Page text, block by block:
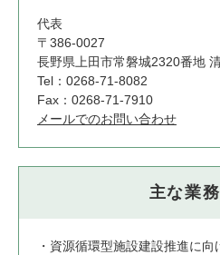
代表
〒386-0027
長野県上田市常磐城2320番地
Tel：0268-71-8082
Fax：0268-71-7910
メールでのお問い合わせ
主な業
・資源循環型施設建設推進に